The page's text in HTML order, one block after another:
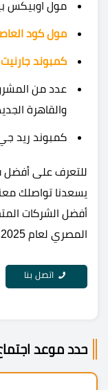
مول اوبيكس
مول كود
كمبوند
والقاهرة
كمبوند ريد
للتعرف على أفضل
يسعدنا تواصلك
أفضل الشركات
المصري لعام 2025،
اتصل بنا
حدد موعد